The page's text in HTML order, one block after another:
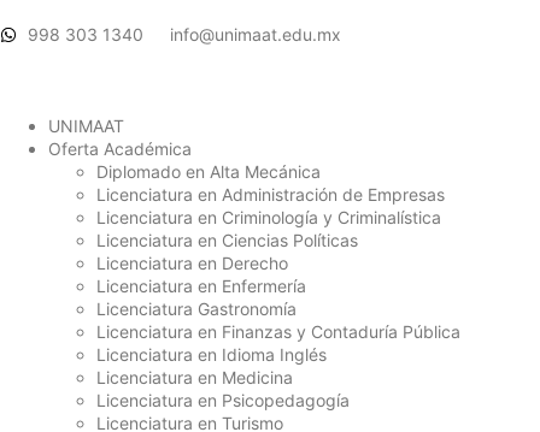
998 303 1340 info@unimaat.edu.mx
UNIMAAT
Oferta Académica
Diplomado en Alta Mecánica
Licenciatura en Administración de Empresas
Licenciatura en Criminología y Criminalística
Licenciatura en Ciencias Políticas
Licenciatura en Derecho
Licenciatura en Enfermería
Licenciatura Gastronomía
Licenciatura en Finanzas y Contaduría Pública
Licenciatura en Idioma Inglés
Licenciatura en Medicina
Licenciatura en Psicopedagogía
Licenciatura en Turismo